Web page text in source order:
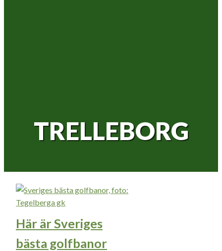
TRELLEBORG
Här är Sveriges
bästa golfbanor